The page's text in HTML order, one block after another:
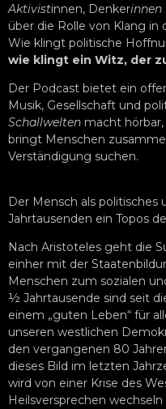
Aktivistinnen, Denkerinnen
über die Rolle von Klang in
Wie klingt politische
wie klingt ein Witz, der
Der Podcast bietet ein
Musik, Gesellschaft und
Schallwelten macht
bringt Menschen
Verständigung suchen.
Der Mensch als politisches
Jahrtausenden ein Topos
Nach Aristoteles geht die
einher mit der
Menschen zum sozialen
½ Jahrtausende sind seit
einem „guten Leben“ für
unseren westlichen
den vergangenen 80
dieses Bild im letzten
wird von einer Krise des
Heilsversprechen